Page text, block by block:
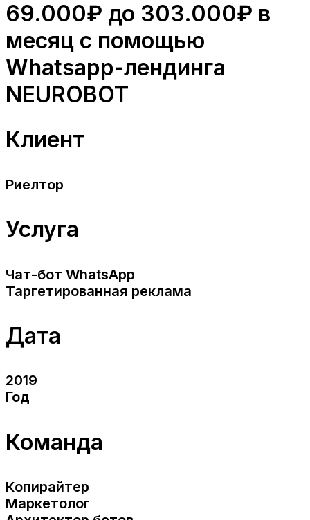
69.000₽ до 303.000₽ в
месяц с помощью
Whatsapp-лендинга
NEUROBOT
Клиент
Риелтор
Услуга
Чат-бот WhatsApp
Таргетированная реклама
Дата
2019
Год
Команда
Копирайтер
Маркетолог